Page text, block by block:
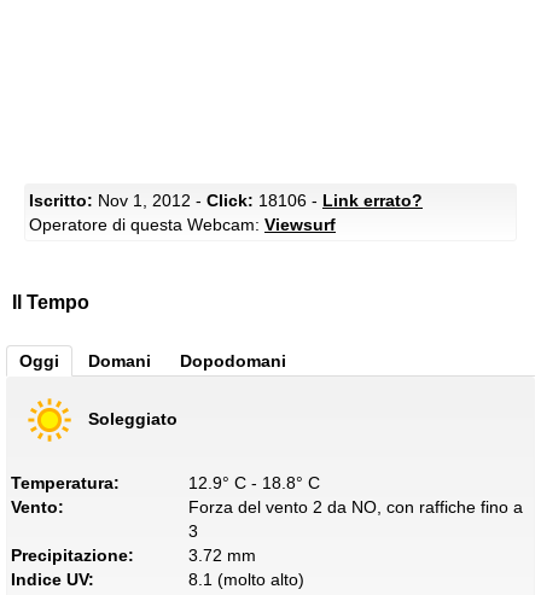
Iscritto: Nov 1, 2012 - Click: 18106 - Link errato?
Operatore di questa Webcam: Viewsurf
Il Tempo
Oggi Domani Dopodomani
Soleggiato
Temperatura:
12.9° C - 18.8° C
Vento:
Forza del vento 2 da NO, con raffiche fino a
3
Precipitazione:
3.72 mm
Indice UV:
8.1 (molto alto)